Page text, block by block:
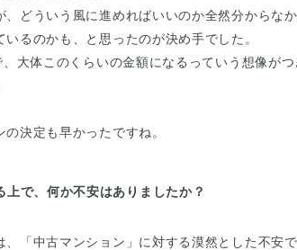
どういう風に進めればいいのか全然分からなか
るのかも、と思ったのが決め手でした。
大体このくらいの金額になるっていう想像がつ
決定も早かったですね。
で、何か不安はありましたか？
「中古マンション」に対する漠然とした不安で